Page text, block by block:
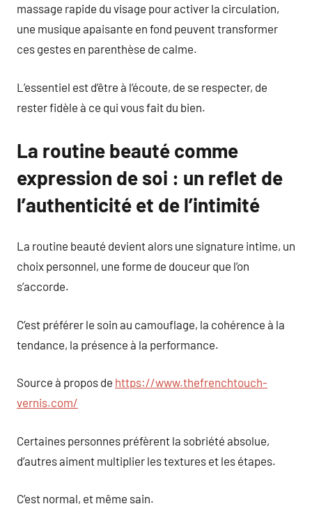
massage rapide du visage pour activer la circulation,
une musique apaisante en fond peuvent transformer
ces gestes en parenthèse de calme.
L’essentiel est d’être à l’écoute, de se respecter, de
rester fidèle à ce qui vous fait du bien.
La routine beauté comme
expression de soi : un reflet de
l’authenticité et de l’intimité
La routine beauté devient alors une signature intime, un
choix personnel, une forme de douceur que l’on
s’accorde.
C’est préférer le soin au camouflage, la cohérence à la
tendance, la présence à la performance.
Source à propos de https://www.thefrenchtouch-
vernis.com/
Certaines personnes préfèrent la sobriété absolue,
d’autres aiment multiplier les textures et les étapes.
C’est normal, et même sain.